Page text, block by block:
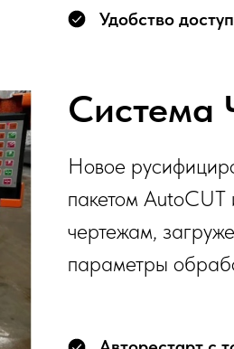
Удобство
Система
Новое
пакетом AutoCUT
чертежам,
параметры